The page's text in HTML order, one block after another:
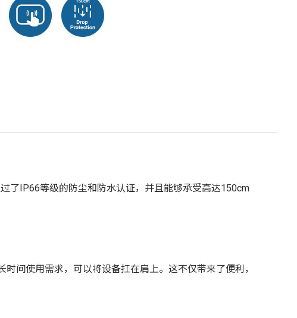
了IP66等级的防尘和防水认证，并且能够承受高达150cm
间使用需求，可以将设备扛在肩上。这不仅带来了便利，